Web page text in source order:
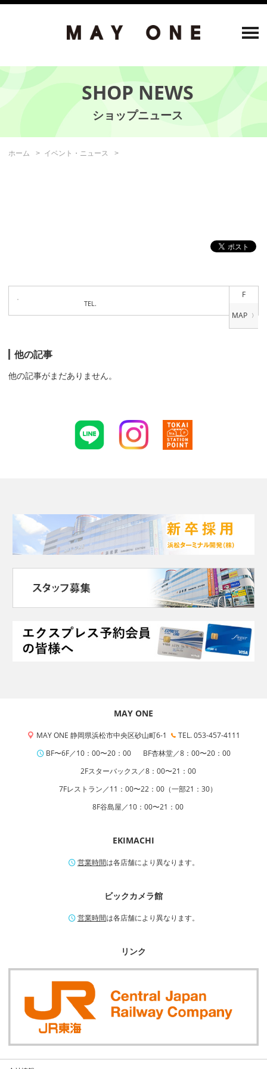
SHOP NEWS
ホーム イベント・ニュース
F
TEL.
他の記事
他の記事がまだありません。
MAY ONE
MAY ONE 静岡県浜松市中央区砂山町6-1
TEL. 053-457-4111
BF〜6F／10：00〜20：00
BF杏林堂／8：00〜20：00
2Fスターバックス／8：00〜21：00
7Fレストラン／11：00〜22：00（一部21：30）
8F谷島屋／10：00〜21：00
EKIMACHI
営業時間は各店舗により異なります。
ビックカメラ館
営業時間は各店舗により異なります。
リンク